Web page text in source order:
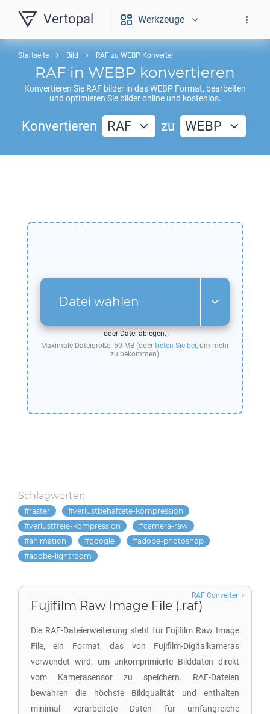
Vertopal Werkzeuge
Startseite Bild RAF zu WEBP Konverter
RAF in WEBP konvertieren
Konvertieren Sie RAF bilder in dasWEBP Format, bearbeiten
und optimieren Sie bilder online und kostenlos.
Konvertieren RAF zu WEBP
Datei wählen
oder Datei ablegen.
Maximale Dateigröße: 50 MB (oder treten Sie bei, um mehr
zu bekommen)
Schlagwörter:
raster
verlustbehaftete-kompression
verlustfreie-kompression
camera-raw
animation
google
adobe-photoshop
adobe-lightroom
Fujifilm Raw Image File (.raf)
Die RAF-Dateierweiterung steht für Fujifilm Raw Image
File, ein Format, das von Fujifilm-Digitalkameras
verwendet wird, um unkomprimierte Bilddaten direkt
vom Kamerasensor zu speichern. RAF-Dateien
bewahren die höchste Bildqualität und enthalten
minimal verarbeitete Daten für umfangreiche
RAF Converter